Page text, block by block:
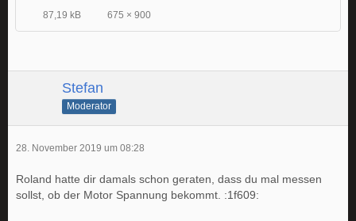
87,19 kB 675 × 900
Stefan
Moderator
28. November 2019 um 08:28
Roland hatte dir damals schon geraten, dass du mal messen
sollst, ob der Motor Spannung bekommt. :1f609: